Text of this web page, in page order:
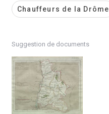
Chauffeurs de la Drôme
Suggestion de documents